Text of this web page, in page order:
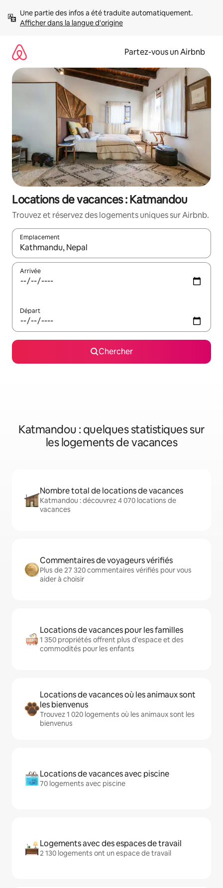
directement
Afficher dans la langue d'origine
Partez-vous un Airbnb
Locations de vacances : Katmandou
Trouvez et réservez des logements uniques sur Airbnb.
Emplacement
Quand les résultats sont affichés, parcourez-les en utilisant
Arrivée
Départ
Chercher
Katmandou : quelques statistiques sur
les logements de vacances
Nombre total de locations de vacances
Katmandou : découvrez 4 070 locations de
vacances
Commentaires de voyageurs vérifiés
Plus de 27 320 commentaires vérifiés pour vous
aider à choisir
Locations de vacances pour les familles
1 350 propriétés offrent plus d'espace et des
commodités pour les enfants
Locations de vacances où les animaux sont
les bienvenus
Trouvez 1 020 logements où les animaux sont les
bienvenus
Locations de vacances avec piscine
70 logements avec piscine
Logements avec des espaces de travail
2 130 logements ont un espace de travail